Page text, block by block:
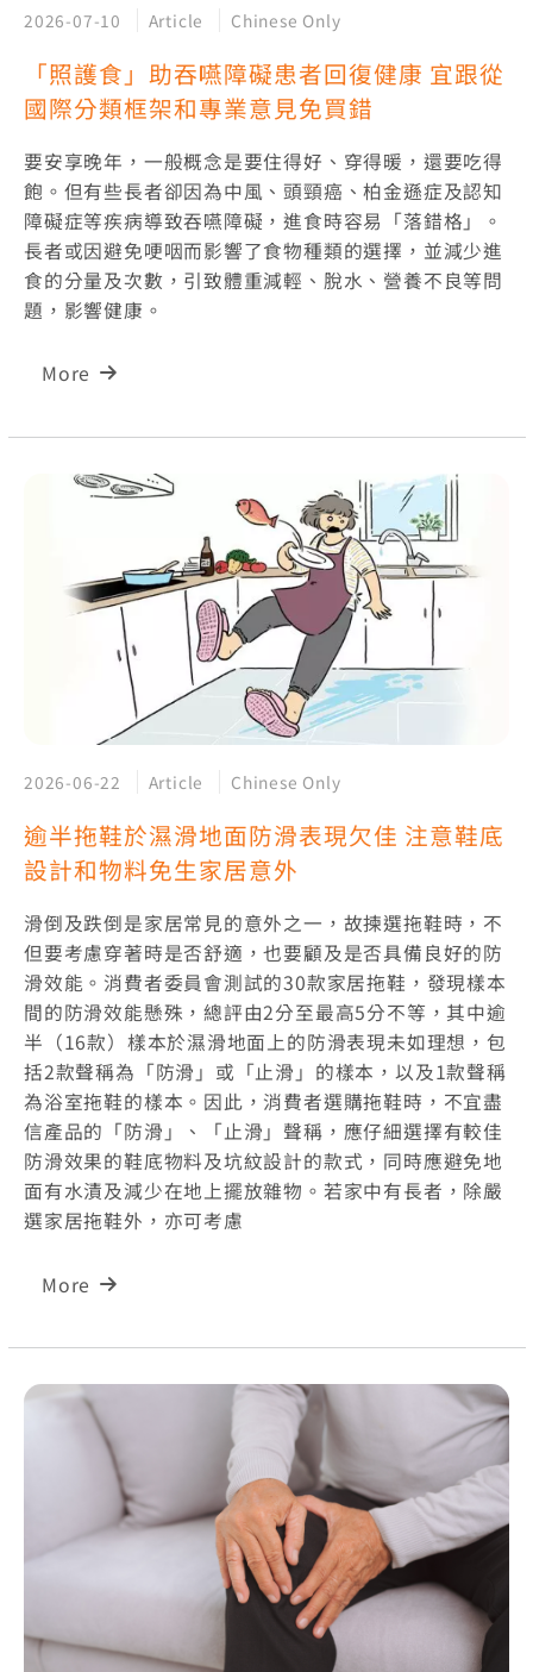
2026-07-10 Article Chinese Only
「照護食」助吞嚥障礙患者回復健康 宜跟從
國際分類框架和專業意見免買錯
要安享晚年，一般概念是要住得好、穿得暖，還要吃得
飽。但有些長者卻因為中風、頭頸癌、柏金遜症及認知
障礙症等疾病導致吞嚥障礙，進食時容易「落錯格」。
長者或因避免哽咽而影響了食物種類的選擇，並減少進
食的分量及次數，引致體重減輕、脫水、營養不良等問
題，影響健康。
More
2026-06-22 Article Chinese Only
逾半拖鞋於濕滑地面防滑表現欠佳 注意鞋底
設計和物料免生家居意外
滑倒及跌倒是家居常見的意外之一，故揀選拖鞋時，不
但要考慮穿著時是否舒適，也要顧及是否具備良好的防
滑效能。消費者委員會測試的30款家居拖鞋，發現樣本
間的防滑效能懸殊，總評由2分至最高5分不等，其中逾
半（16款）樣本於濕滑地面上的防滑表現未如理想，包
括2款聲稱為「防滑」或「止滑」的樣本，以及1款聲稱
為浴室拖鞋的樣本。因此，消費者選購拖鞋時，不宜盡
信產品的「防滑」、「止滑」聲稱，應仔細選擇有較佳
防滑效果的鞋底物料及坑紋設計的款式，同時應避免地
面有水漬及減少在地上擺放雜物。若家中有長者，除嚴
選家居拖鞋外，亦可考慮
More